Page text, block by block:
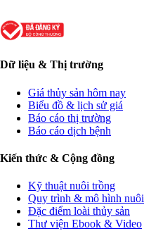
Dữ liệu & Thị trường
Giá thủy sản hôm nay
Biểu đồ & lịch sử giá
Báo cáo thị trường
Báo cáo dịch bệnh
Kiến thức & Cộng đồng
Kỹ thuật nuôi trồng
Quy trình & mô hình nuôi
Đặc điểm loài thủy sản
Thư viện Ebook & Video